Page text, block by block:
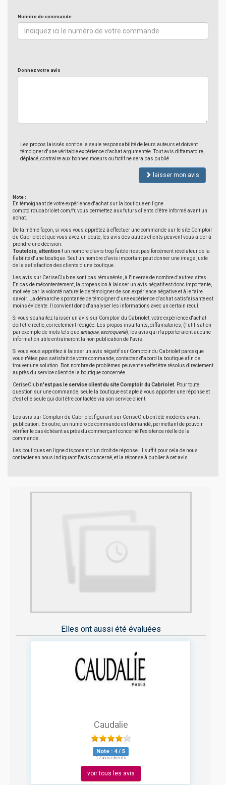
Numéro de commande
Donnez votre avis
Les propos laissés sont de la seule responsabilité de leurs auteurs et doivent
témoigner d'une véritable expérience d'achat argumentée. Tout avis diffamatoire,
déplacé, contraire aux bonnes moeurs ou fictif ne sera pas publié
laisser mon avis
Note :
En témoignant de votre expérience d'achat sur la boutique en ligne
comptoirducabriolet.com/fr, vous permettez aux futurs clients d'être informé avant un
achat.
De la même façon, si vous vous apprêtez à effectuer une commande sur le site Comptoir
du Cabriolet et que vous avez un doute, les avis des autres clients peuvent vous aider à
prendre une décision.
Toutefois, attention ! un nombre d'avis trop faible n'est pas forcément révélateur de la
fiabilité d'une boutique. Seul un nombre d'avis important peut donner une image juste
de la satisfaction des clients d'une boutique.
Les avis sur CeriseClub ne sont pas rémunérés, à l'inverse de nombre d'autres sites.
En cas de mécontentement, la propension à laisser un avis négatif est donc importante,
motivée par la volonté naturelle de témoigner de son expérience négative et à le faire
savoir. La démarche spontanée de témoigner d'une expérience d'achat satisfaisante est
moins évidente. Il convient donc d'analyser les informations avec un certain recul.
Si vous souhaitez laisser un avis sur Comptoir du Cabriolet, votre expérience d'achat
doit être réelle, correctement rédigée. Les propos insultants, diffamatoires, (l'utilisation
par exemple de mots tels que arnaque, escroquerie), les avis qui n'apporteraient aucune
information utile entraîneront la non publication de l'avis.
Si vous vous apprêtez à laisser un avis négatif sur Comptoir du Cabriolet parce que
vous n'êtes pas satisfait de votre commande, contactez d'abord la boutique afin de
trouver une solution. Bon nombre de problèmes peuvent en effet être résolus directement
auprès du service client de la boutique concernée.
CeriseClubn'est pas le service client du site Comptoir du Cabriolet . Pour toute
question sur une commande, seule la boutique est apte à vous apporter une réponse et
c'est elle seule qui doit être contactée via son service client.
Les avis sur Comptoir du Cabriolet figurant sur CeriseClub ont été modérés avant
publication. En outre, un numéro de commande est demandé, permettant de pouvoir
vérifier le cas échéant auprès du commerçant concerné l'existence réelle de la
commande.
Les boutiques en ligne disposent d'un droit de réponse. Il suffit pour cela de nous
contacter en nous indiquant l'avis concerné, et la réponse à publier à cet avis.
Elles ont aussi été évaluées
Caudalie
Note : 4/ 5
17 avis clients
voir tous les avis